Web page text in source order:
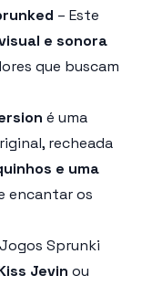
– Este
e sonora
que buscam
é uma
recheada
e uma
encantar os
Sprunki
Jevin ou